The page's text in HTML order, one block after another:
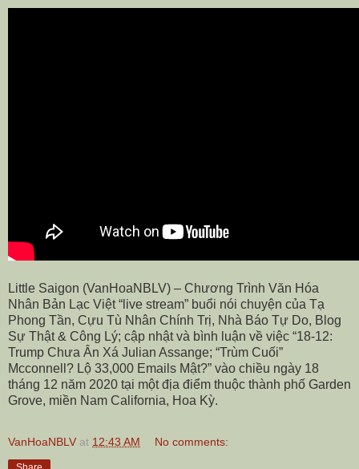
Little Saigon (VanHoaNBLV) – Chương Trình Văn Hóa
Nhân Bản Lạc Việt “live stream” buổi nói chuyện của Tạ
Phong Tần, Cựu Tù Nhân Chính Trị, Nhà Báo Tự Do, Blog
Sự Thật & Công Lý; cập nhật và bình luận về việc “18-12:
Trump Chưa Ân Xá Julian Assange; “Trùm Cuối”
Mcconnell? Lộ 33,000 Emails Mật?” vào chiều ngày 18
tháng 12 năm 2020 tại một địa điểm thuộc thành phố Garden
Grove, miền Nam California, Hoa Kỳ.
VanHoaNBLV at 12:43 AM No comments: